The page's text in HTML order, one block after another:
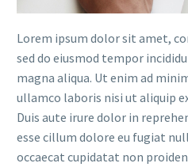
Lorem ipsum dolor sit amet,
sed do eiusmod tempor
magna aliqua. Ut enim ad
ullamco laboris nisi ut aliquip
Duis aute irure dolor in
esse cillum dolore eu fugiat
occaecat cupidatat non